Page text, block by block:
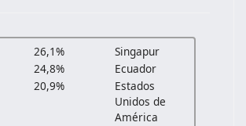
26,1%
Singapur
24,8%
Ecuador
20,9%
Estados
Unidos de
América